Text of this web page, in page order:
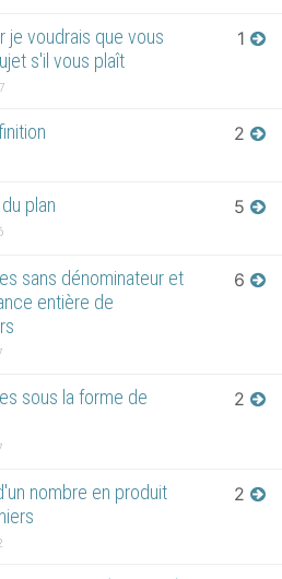
je voudrais que vous
s'il vous plaît
1
2
plan 5
sans dénominateur et
entière de
6
sous la forme de
2
nombre en produit
2